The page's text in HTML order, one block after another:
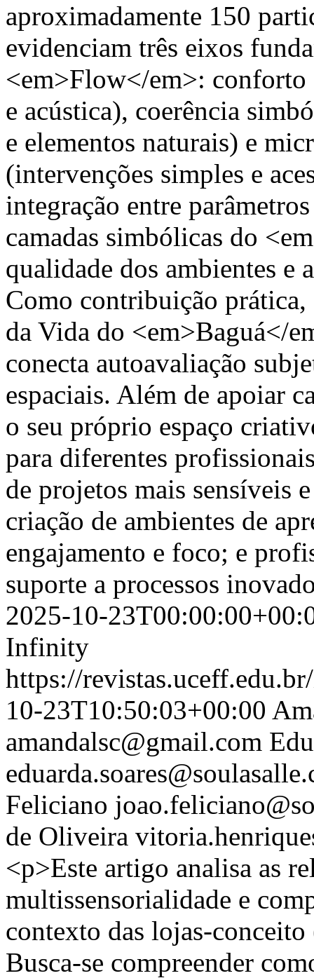
aproximadamente 150
evidenciam três eixos
<em>Flow</em>:
e acústica), coerência
e elementos naturais) e
(intervenções simples e
integração entre
camadas simbólicas do
qualidade dos ambientes e
Como contribuição prática,
da Vida do <em>Baguá</
conecta autoavaliação
espaciais. Além de apoiar
o seu próprio espaço
para diferentes
de projetos mais sensíveis
criação de ambientes de
engajamento e foco; e
suporte a processos
2025-10-
Infinity
https://
10-23T10:50:03+00:00
amandalsc@gmail.com
Feliciano
de Oliveira
<p>Este artigo analisa as
multissensorialidade e
contexto das lojas-
Busca-se compreender